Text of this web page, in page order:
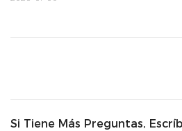
Si Tiene Más Preguntas,